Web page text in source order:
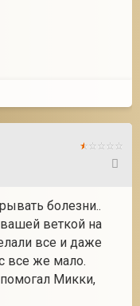
болезни..
веткой на
все и даже
все же мало.
Микки,